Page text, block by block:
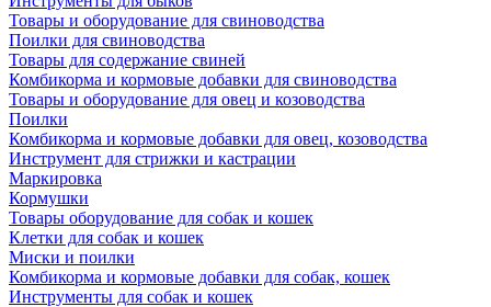
Товары и оборудование для свиноводства
Поилки для свиноводства
Товары для содержание свиней
Комбикорма и кормовые добавки для свиноводства
Товары и оборудование для овец и козоводства
Поилки
Комбикорма и кормовые добавки для овец, козоводства
Инструмент для стрижки и кастрации
Маркировка
Кормушки
Товары оборудование для собак и кошек
Клетки для собак и кошек
Миски и поилки
Комбикорма и кормовые добавки для собак, кошек
Инструменты для собак и кошек